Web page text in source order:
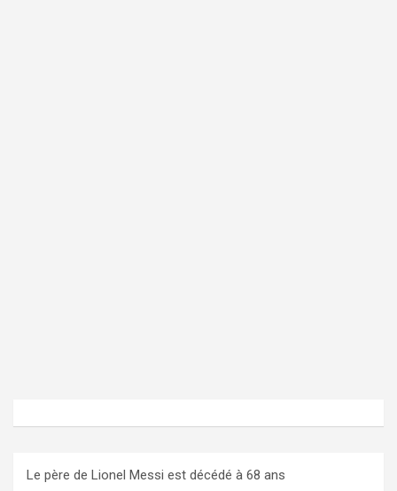
Le père de Lionel Messi est décédé à 68 ans